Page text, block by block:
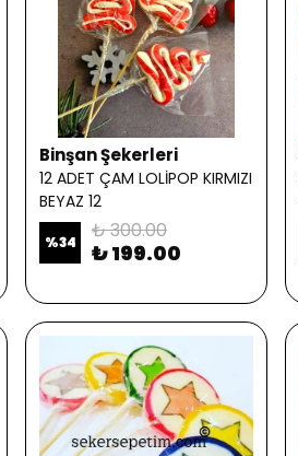
Binşan Şekerleri
12 ADET ÇAM LOLİPOP KIRMIZI
BEYAZ 12
%34 ₺ 300.00
₺ 199.00